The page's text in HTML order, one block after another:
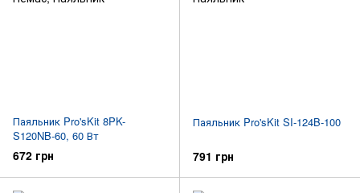
Паяльник Pro'sKit 8PK-
S120NB-60, 60 Вт
672 грн
Паяльник Pro'sKit SI-124B-100
791 грн